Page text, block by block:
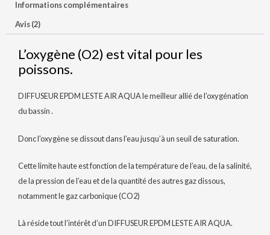
Informations complémentaires
Avis (2)
L’oxygène (O2) est vital pour les
poissons.
DIFFUSEUR EPDM LESTE AIR AQUA le meilleur allié de l’oxygénation
du bassin .
Donc l’oxygène se dissout dans l’eau jusqu’à un seuil de saturation.
Cette limite haute est fonction de la température de l’eau, de la salinité,
de la pression de l’eau et de la quantité des autres gaz dissous,
notamment le gaz carbonique (CO2)
Là réside tout l’intérêt d’un DIFFUSEUR EPDM LESTE AIR AQUA.